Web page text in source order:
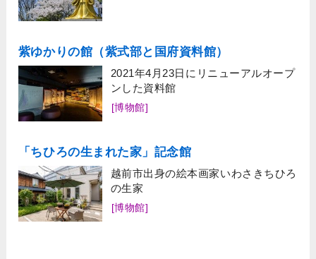
紫ゆかりの館（紫式部と国府資料館）
2021年4月23日にリニューアルオープ
ンした資料館
[博物館]
「ちひろの生まれた家」記念館
越前市出身の絵本画家いわさきちひろ
の生家
[博物館]